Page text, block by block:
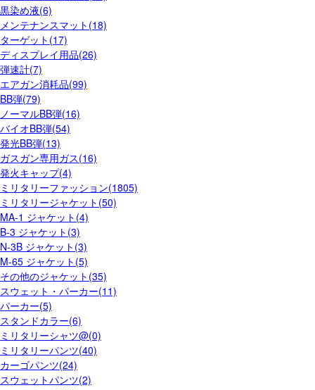
黒染め液(6)
メンテナンスマット(18)
ターゲット(17)
ディスプレイ用品(26)
弾速計(7)
エアガン消耗品(99)
BB弾(79)
ノーマルBB弾(16)
バイオBB弾(54)
発光BB弾(13)
ガスガン専用ガス(16)
発火キャップ(4)
ミリタリーファッション(1805)
ミリタリージャケット(50)
MA-1 ジャケット(4)
B-3 ジャケット(3)
N-3B ジャケット(3)
M-65 ジャケット(5)
その他のジャケット(35)
スウェット・パーカー(11)
パーカー(5)
スタンドカラー(6)
ミリタリーシャツ@(0)
ミリタリーパンツ(40)
カーゴパンツ(24)
スウェットパンツ(2)